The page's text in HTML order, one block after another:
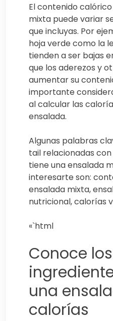
El contenido
mixta puede variar
que incluyas. Por
hoja verde como la
tienden a ser bajas
que los aderezos y
aumentar su
importante
al calcular las
ensalada.
Algunas palabras
tail relacionadas
tiene una ensalada
interesarte son:
ensalada mixta,
nutricional, calorías
«`html
Conoce los
una
calorías